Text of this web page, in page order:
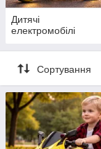
Дитячі
електромобілі
Сортування